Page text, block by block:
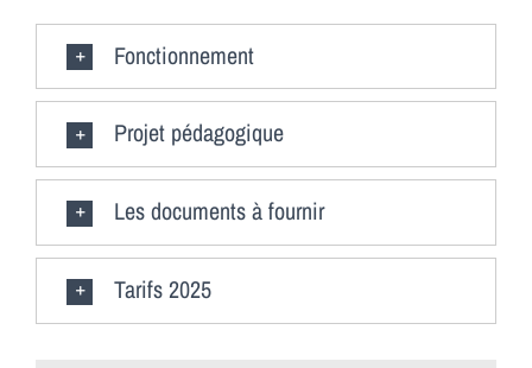
Fonctionnement
Projet pédagogique
Les documents à fournir
Tarifs 2025